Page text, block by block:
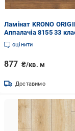
Ламінат KRONO
Аппалачіа 8155 33
(0000004308)
оцінити
877 ₴/кв. м
Доставимо